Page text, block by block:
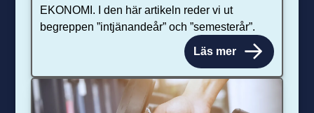
EKONOMI. I den här artikeln reder vi ut
begreppen ”intjänandeår” och ”semesterår”.
Läs mer